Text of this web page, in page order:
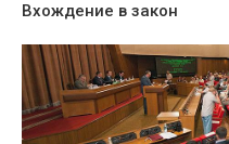
Вхождение в закон